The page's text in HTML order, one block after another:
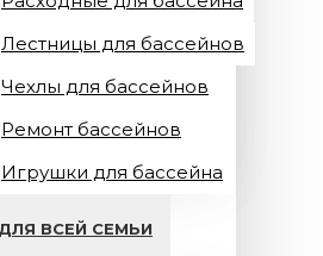
Лестницы для бассейнов
Чехлы для бассейнов
Ремонт бассейнов
Игрушки для бассейна
ВСЕЙ СЕМЬИ